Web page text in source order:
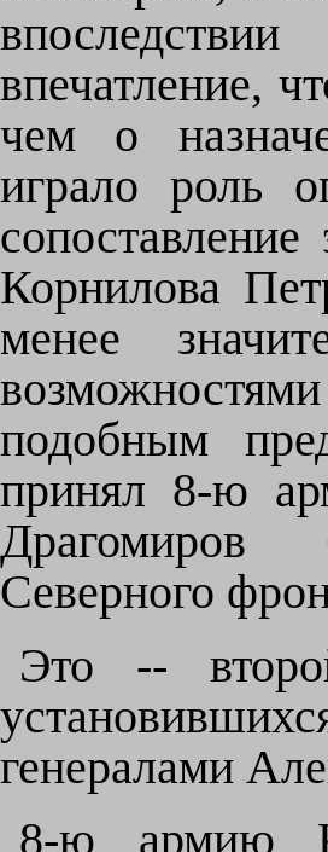
впечатление,
чем о
играло роль
Корнилова
менее
подобным
принял 8-ю
Драгомиров
Северного
Это --
генералами
8-ю армию